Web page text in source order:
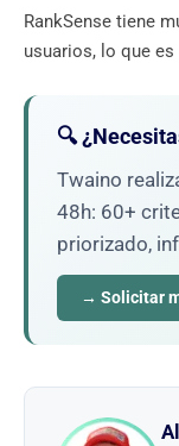
RankSense tiene
usuarios, lo que
🔍
Twaino
48h: 60+
priorizado,
→ Solicitar